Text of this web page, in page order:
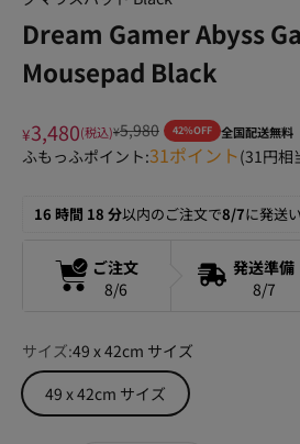
Dream Gamer Abyss
Mousepad Black
¥3,480(税込)¥5,980 42%OFF 全国配送無料
ふもっふポイント:31ポイント(31 円相
16 時間 18 分以内のご注文で8/7に発送
ご注文
8/6
発送準備
8/7
サイズ:49 x 42cm サイズ
49 x 42cm サイズ